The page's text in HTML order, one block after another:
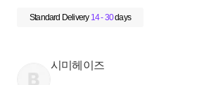
Standard Delivery 14 - 30days
시미헤이즈